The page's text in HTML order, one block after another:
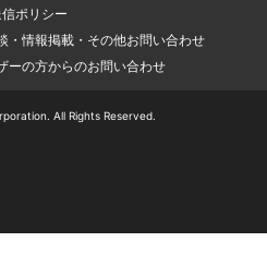
ポリシー
・情報掲載・その他お問い合わせ
ーの方からのお問い合わせ
All Rights Reserved.